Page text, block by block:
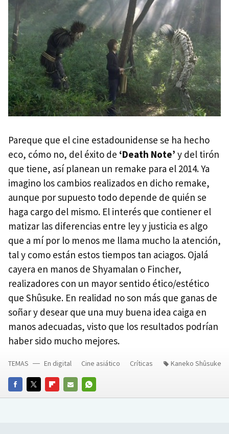
Pareque que el cine estadounidense se ha hecho
eco, cómo no, del éxito de ‘Death Note’ y del tirón
que tiene, así planean un remake para el 2014. Ya
imagino los cambios realizados en dicho remake,
aunque por supuesto todo depende de quién se
haga cargo del mismo. El interés que contiener el
matizar las diferencias entre ley y justicia es algo
que a mí por lo menos me llama mucho la atención,
tal y como están estos tiempos tan aciagos. Ojalá
cayera en manos de Shyamalan o Fincher,
realizadores con un mayor sentido ético/estético
que Shûsuke. En realidad no son más que ganas de
soñar y desear que una muy buena idea caiga en
manos adecuadas, visto que los resultados podrían
haber sido mucho mejores.
FACEBOOKTWITTERFLIPBOARD
E-
WHATSAPP
TEMAS En digital Cine asiático Críticas Kaneko Shûsuke